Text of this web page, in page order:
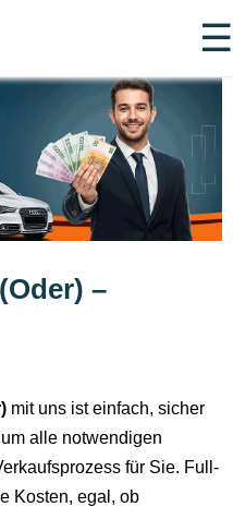
☰
–
mit uns ist einfach, sicher
alle notwendigen
für Sie. Full-
Kosten, egal, ob